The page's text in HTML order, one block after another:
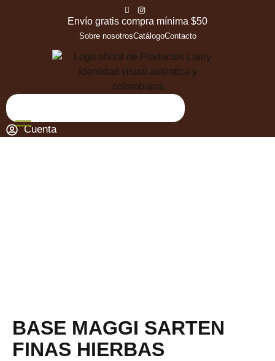
Envío gratis compra mínima $50
Sobre nosotrosCatálogoContacto
Cuenta
BASE MAGGI SARTEN
FINAS HIERBAS